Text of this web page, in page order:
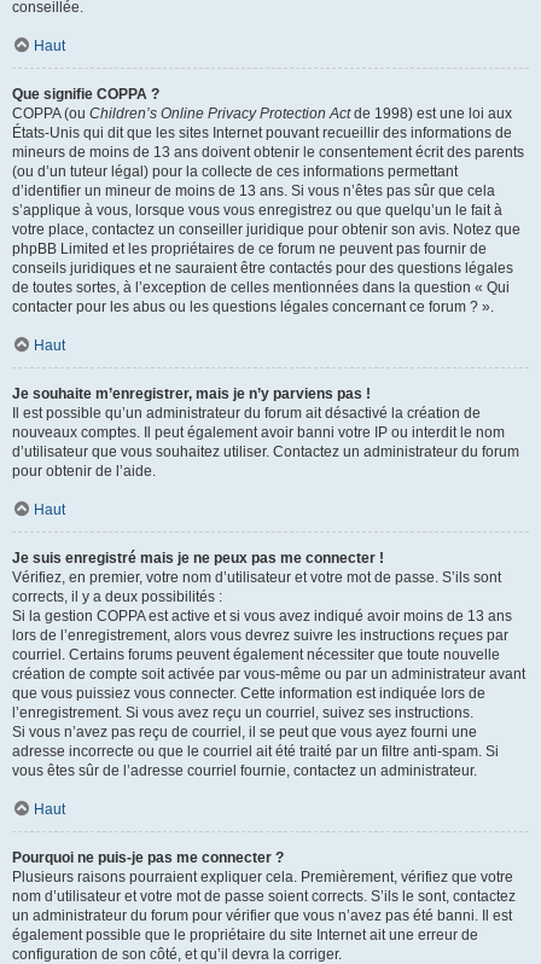
conseillée.
Haut
Que signifie COPPA ?
COPPA (ou Children’s Online Privacy Protection Actde 1998) est une loi aux
États-Unis qui dit que les sites Internet pouvant recueillir des informations de
mineurs de moins de 13 ans doivent obtenir le consentement écrit des parents
(ou d’un tuteur légal) pour la collecte de ces informations permettant
d’identifier un mineur de moins de 13 ans. Si vous n’êtes pas sûr que cela
s’applique à vous, lorsque vous vous enregistrez ou que quelqu’un le fait à
votre place, contactez un conseiller juridique pour obtenir son avis. Notez que
phpBB Limited et les propriétaires de ce forum ne peuvent pas fournir de
conseils juridiques et ne sauraient être contactés pour des questions légales
de toutes sortes, à l’exception de celles mentionnées dans la question « Qui
contacter pour les abus ou les questions légales concernant ce forum ? ».
Haut
Je souhaite m’enregistrer, mais je n’y parviens pas !
Il est possible qu’un administrateur du forum ait désactivé la création de
nouveaux comptes. Il peut également avoir banni votre IP ou interdit le nom
d’utilisateur que vous souhaitez utiliser. Contactez un administrateur du forum
pour obtenir de l’aide.
Haut
Je suis enregistré mais je ne peux pas me connecter !
Vérifiez, en premier, votre nom d’utilisateur et votre mot de passe. S’ils sont
corrects, il y a deux possibilités :
Si la gestion COPPA est active et si vous avez indiqué avoir moins de 13 ans
lors de l’enregistrement, alors vous devrez suivre les instructions reçues par
courriel. Certains forums peuvent également nécessiter que toute nouvelle
création de compte soit activée par vous-même ou par un administrateur avant
que vous puissiez vous connecter. Cette information est indiquée lors de
l’enregistrement. Si vous avez reçu un courriel, suivez ses instructions.
Si vous n’avez pas reçu de courriel, il se peut que vous ayez fourni une
adresse incorrecte ou que le courriel ait été traité par un filtre anti-spam. Si
vous êtes sûr de l’adresse courriel fournie, contactez un administrateur.
Haut
Pourquoi ne puis-je pas me connecter ?
Plusieurs raisons pourraient expliquer cela. Premièrement, vérifiez que votre
nom d’utilisateur et votre mot de passe soient corrects. S’ils le sont, contactez
un administrateur du forum pour vérifier que vous n’avez pas été banni. Il est
également possible que le propriétaire du site Internet ait une erreur de
configuration de son côté, et qu’il devra la corriger.